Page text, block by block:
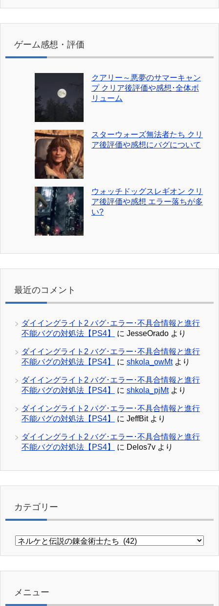
ゲーム感想・評価
クアリー～悪夢のサマーキャン
プ クリア後評価や感想･全体ボ
リューム
スターウォーズ無法者たち クリ
ア後評価や感想にバグについて
ウォッチドッグスレギオン クリ
ア後評価や感想 エラー落ちが多
い?
最近のコメント
ダイイングライト2 バグ･エラー･不具合情報と進行
不能バグの対処法【PS4】
に JesseOrado より
ダイイングライト2 バグ･エラー･不具合情報と進行
不能バグの対処法【PS4】
に shkola_owMtより
ダイイングライト2 バグ･エラー･不具合情報と進行
不能バグの対処法【PS4】
に shkola_pjMtより
ダイイングライト2 バグ･エラー･不具合情報と進行
不能バグの対処法【PS4】
に JeffBitより
ダイイングライト2 バグ･エラー･不具合情報と進行
不能バグの対処法【PS4】
に Delos7v より
カテゴリー
カ
リ
メニュー